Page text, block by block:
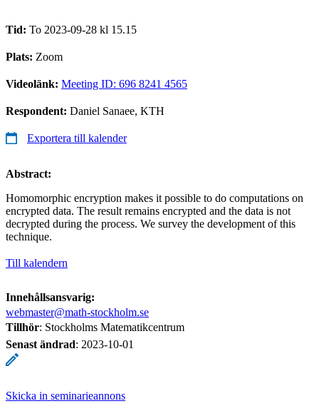
Tid: To 2023-09-28 kl 15.15
Plats: Zoom
Videolänk: Meeting ID: 696 8241 4565
Respondent: Daniel Sanaee, KTH
Exportera till kalender
Abstract:
Homomorphic encryption makes it possible to do computations on
encrypted data. The result remains encrypted and the data is not
decrypted during the process. We survey the development of this
technique.
Till kalendern
Innehållsansvarig:
webmaster@math-stockholm.se
Tillhör: Stockholms Matematikcentrum
Senast ändrad: 2023-10-01
Skicka in seminarieannons